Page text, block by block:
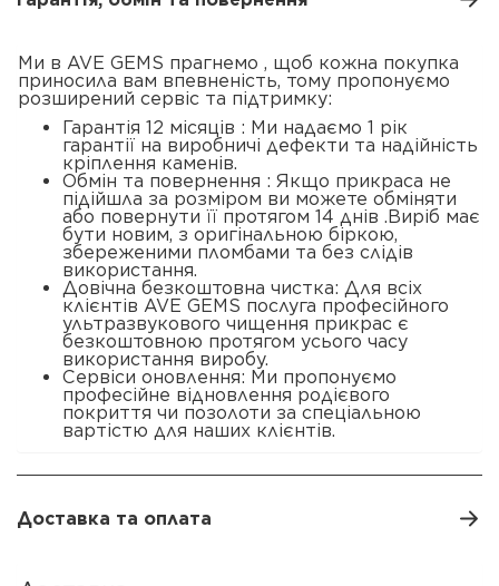
Ми в AVE GEMS прагнемо , щоб кожна покупка
приносила вам впевненість, тому пропонуємо
розширений сервіс та підтримку:
Гарантія 12 місяців : Ми надаємо 1 рік
гарантії на виробничі дефекти та надійність
кріплення каменів.
Обмін та повернення : Якщо прикраса не
підійшла за розміром ви можете обміняти
або повернути її протягом 14 днів .Виріб має
бути новим, з оригінальною біркою,
збереженими пломбами та без слідів
використання.
Довічна безкоштовна чистка: Для всіх
клієнтів AVE GEMS послуга професійного
ультразвукового чищення прикрас є
безкоштовною протягом усього часу
використання виробу.
Сервіси оновлення: Ми пропонуємо
професійне відновлення родієвого
покриття чи позолоти за спеціальною
вартістю для наших клієнтів.
Доставка та оплата